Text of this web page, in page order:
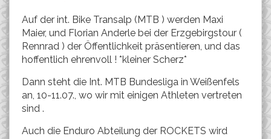
Auf der int. Bike Transalp (MTB ) werden Maxi
Maier, und Florian Anderle bei der Erzgebirgstour (
Rennrad ) der Öffentlichkeit präsentieren, und das
hoffentlich ehrenvoll ! *kleiner Scherz*
Dann steht die Int. MTB Bundesliga in Weißenfels
an, 10-11.07., wo wir mit einigen Athleten vertreten
sind .
Auch die Enduro Abteilung der ROCKETS wird